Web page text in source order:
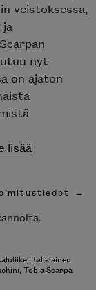
veistoksessa,
nyt
on ajaton
lisää
, Italialainen
, Tobia Scarpa